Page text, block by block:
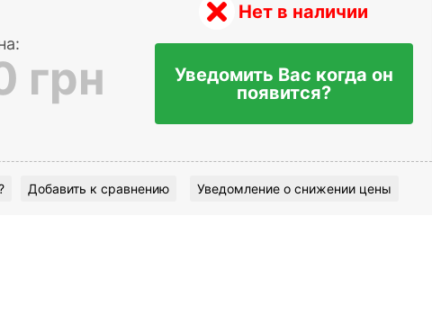
грн
Нет в наличии
Уведомить Вас когда он
появится?
Добавить к сравнению Уведомление о снижении цены